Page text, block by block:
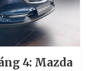
4: Mazda